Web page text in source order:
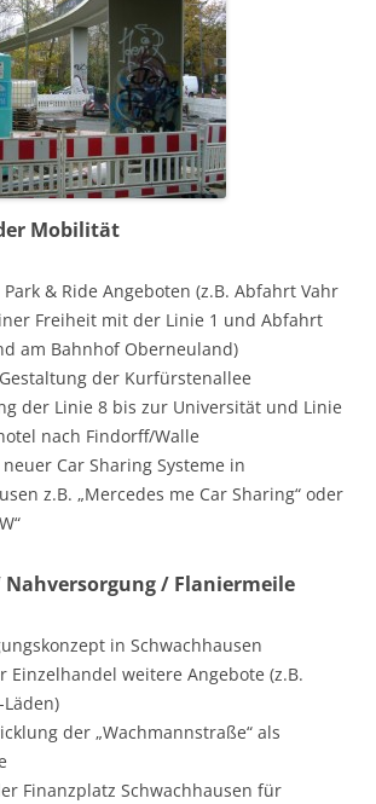
Mobilität
& Ride Angeboten (z.B. Abfahrt Vahr
Freiheit mit der Linie 1 und Abfahrt
am Bahnhof Oberneuland)
der Kurfürstenallee
der Linie 8 bis zur Universität und Linie
nach Findorff/Walle
Car Sharing Systeme in
z.B. „Mercedes me Car Sharing“ oder
Nahversorgung / Flaniermeile
in Schwachhausen
Einzelhandel weitere Angebote (z.B.
der „Wachmannstraße“ als
Finanzplatz Schwachhausen für